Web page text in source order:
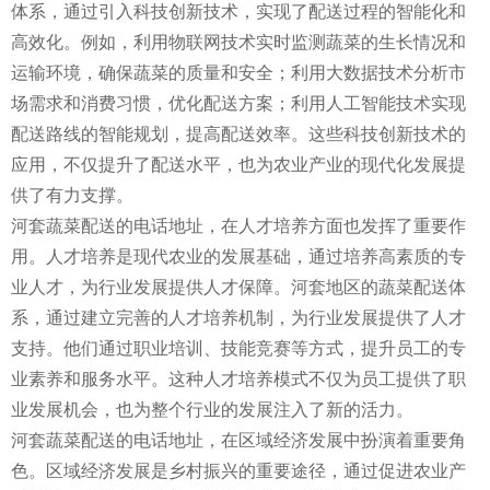
体系，通过引入科技创新技术，实现了配送过程的智能化和
高效化。例如，利用物联网技术实时监测蔬菜的生长情况和
运输环境，确保蔬菜的质量和安全；利用大数据技术分析市
场需求和消费习惯，优化配送方案；利用人工智能技术实现
配送路线的智能规划，提高配送效率。这些科技创新技术的
应用，不仅提升了配送水平，也为农业产业的现代化发展提
供了有力支撑。
河套蔬菜配送的电话地址，在人才培养方面也发挥了重要作
用。人才培养是现代农业的发展基础，通过培养高素质的专
业人才，为行业发展提供人才保障。河套地区的蔬菜配送体
系，通过建立完善的人才培养机制，为行业发展提供了人才
支持。他们通过职业培训、技能竞赛等方式，提升员工的专
业素养和服务水平。这种人才培养模式不仅为员工提供了职
业发展机会，也为整个行业的发展注入了新的活力。
河套蔬菜配送的电话地址，在区域经济发展中扮演着重要角
色。区域经济发展是乡村振兴的重要途径，通过促进农业产